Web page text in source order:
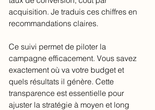
acquisition. Je traduis ces chiffres en
recommandations claires.
Ce suivi permet de piloter la
campagne efficacement. Vous savez
exactement où va votre budget et
quels résultats il génère. Cette
transparence est essentielle pour
ajuster la stratégie à moyen et long